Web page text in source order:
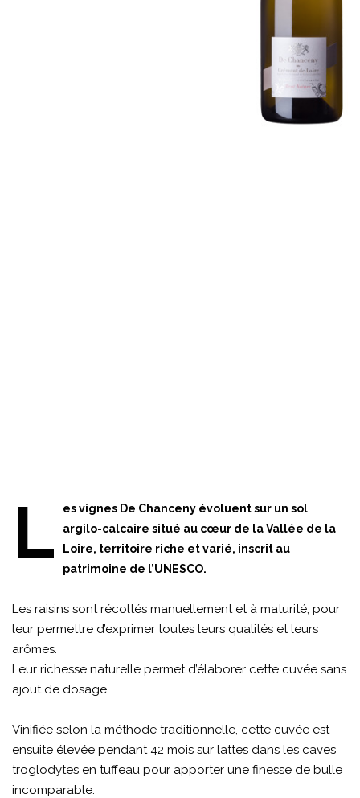
L
es vignes De Chanceny évoluent sur un sol
argilo-calcaire situé au cœur de la Vallée de la
Loire, territoire riche et varié, inscrit au
patrimoine de l’UNESCO.
Les raisins sont récoltés manuellement et à maturité, pour
leur permettre d’exprimer toutes leurs qualités et leurs
arômes.
Leur richesse naturelle permet d’élaborer cette cuvée sans
ajout de dosage.
Vinifiée selon la méthode traditionnelle, cette cuvée est
ensuite élevée pendant 42 mois sur lattes dans les caves
troglodytes en tuffeau pour apporter une finesse de bulle
incomparable.